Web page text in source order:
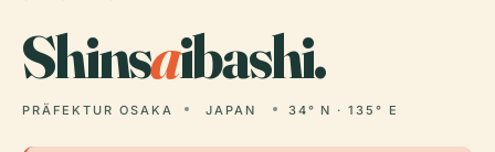
Shinsaibashi.
PRÄFEKTUR OSAKA JAPAN 34° N · 135° E